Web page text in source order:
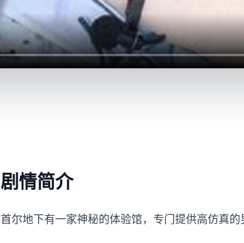
剧情简介
首尔地下有一家神秘的体验馆，专门提供高仿真的